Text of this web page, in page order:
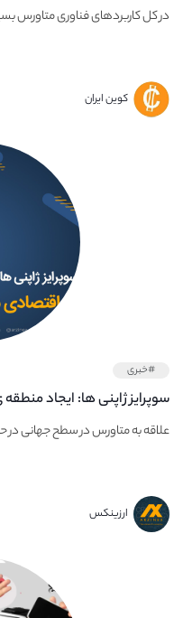
در کل کاربرد‌های فناوری متاورس
کوین ایران
#خبری
سوپرایز ژاپنی ها: ایجاد
علاقه به متاورس در سطح جهانی در
ارزینکس